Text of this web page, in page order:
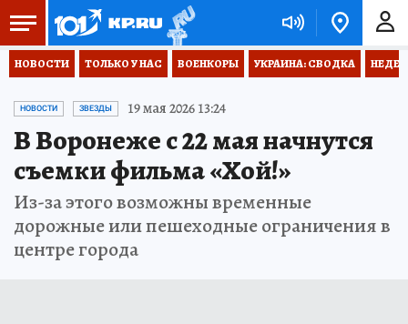
НОВОСТИ ТОЛЬКО У НАС ВОЕНКОРЫ УКРАИНА: СВОДКА
НОВОСТИ ЗВЕЗДЫ 19 мая 2026 13:24
В Воронеже с 22 мая начнутся
съемки фильма «Хой!»
Из-за этого возможны временные
дорожные или пешеходные ограничения в
центре города